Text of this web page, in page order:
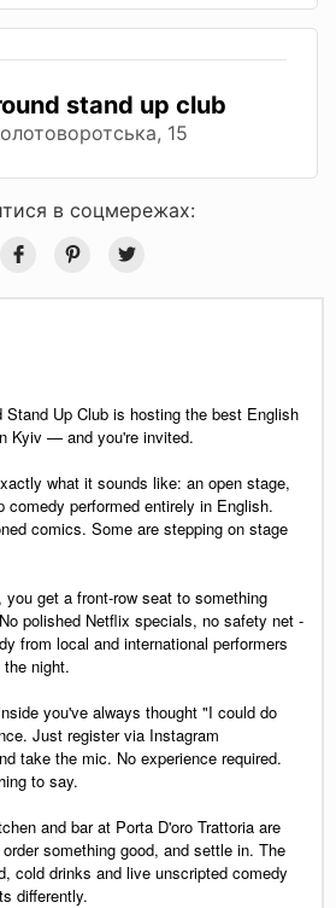
stand up club
15
в соцмережах:
Stand Up Club is hosting the best English
Kyiv — and you're invited.
what it sounds like: an open stage,
comedy performed entirely in English.
comics. Some are stepping on stage
you get a front-row seat to something
polished Netflix specials, no safety net -
from local and international performers
night.
you've always thought "I could do
Just register via Instagram
take the mic. No experience required.
to say.
and bar at Porta D'oro Trattoria are
something good, and settle in. The
cold drinks and live unscripted comedy
differently.